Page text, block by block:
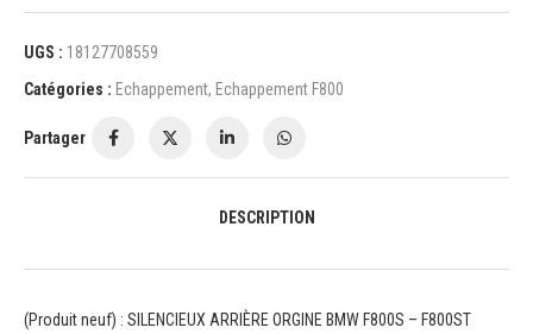
UGS : 18127708559
Catégories : Echappement, Echappement F800
Partager
DESCRIPTION
(Produit neuf) : SILENCIEUX ARRIÈRE ORGINE BMW F800S – F800ST